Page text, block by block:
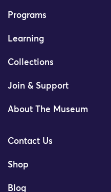
Programs
Learning
Collections
Join & Support
About The Museum
Contact Us
Shop
Blog